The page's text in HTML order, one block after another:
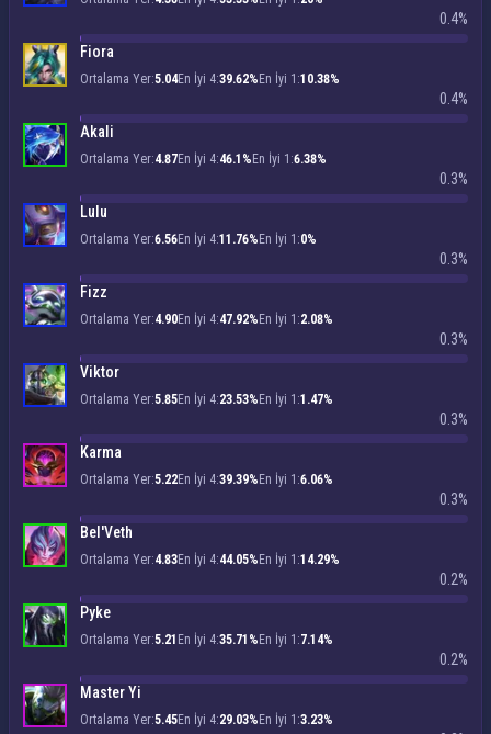
0.4%
Fiora
Ortalama Yer:5.04En İyi 4:39.62% En İyi 1:10.38%
0.4%
Akali
Ortalama Yer:4.87En İyi 4:46.1% En İyi 1:6.38%
0.3%
Lulu
Ortalama Yer:6.56En İyi 4:11.76% En İyi 1:0%
0.3%
Fizz
Ortalama Yer:4.90En İyi 4:47.92% En İyi 1:2.08%
0.3%
Viktor
Ortalama Yer:5.85En İyi 4:23.53% En İyi 1:1.47%
0.3%
Karma
Ortalama Yer:5.22En İyi 4:39.39% En İyi 1:6.06%
0.3%
Bel'Veth
Ortalama Yer:4.83En İyi 4:44.05% En İyi 1:14.29%
0.2%
Pyke
Ortalama Yer:5.21 En İyi 4:35.71% En İyi 1:7.14%
0.2%
Master Yi
Ortalama Yer:5.45En İyi 4:29.03% En İyi 1:3.23%